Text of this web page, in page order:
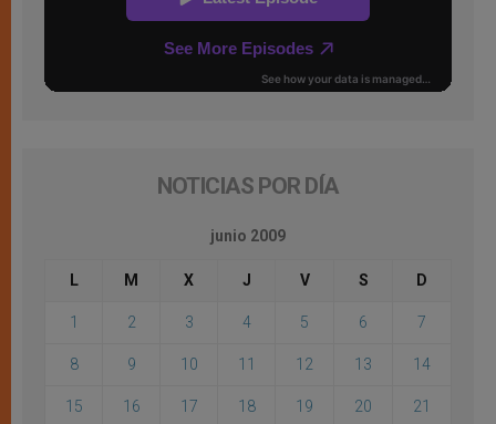
NOTICIAS POR DÍA
junio 2009
L M X J V S D
1 2 3 4 5 6 7
8 9 10 11 12 13 14
15 16 17 18 19 20 21